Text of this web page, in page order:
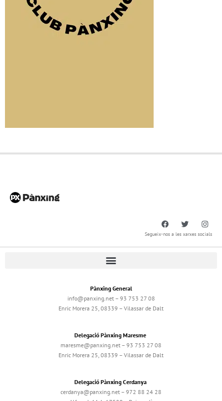
Segueix-nos a les xarxes socials
Pànxing General
info@panxing.net – 93 753 27 08
Enric Morera 25, 08339 – Vilassar de Dalt
Delegació Pànxing Maresme
maresme@panxing.net – 93 753 27 08
Enric Morera 25, 08339 – Vilassar de Dalt
Delegació Pànxing Cerdanya
cerdanya@panxing.net – 972 88 24 28